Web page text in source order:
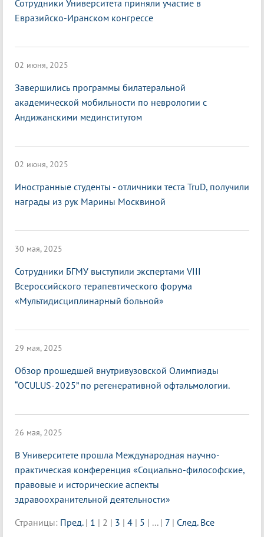
Сотрудники Университета приняли участие в
Евразийско-Иранском конгрессе
02 июня, 2025
Завершились программы билатеральной
академической мобильности по неврологии с
Андижанскими мединститутом
02 июня, 2025
Иностранные студенты - отличники теста TruD, получили
награды из рук Марины Москвиной
30 мая, 2025
Сотрудники БГМУ выступили экспертами VIII
Всероссийского терапевтического форума
«Мультидисциплинарный больной»
29 мая, 2025
Обзор прошедшей внутривузовской Олимпиады
“OCULUS-2025” по регенеративной офтальмологии.
26 мая, 2025
В Университете прошла Международная научно-
практическая конференция «Социально-философские,
правовые и исторические аспекты
здравоохранительной деятельности»
Страницы: Пред. | 1 | 2 | 3 | 4 | 5 | ... | 7 | След. Все